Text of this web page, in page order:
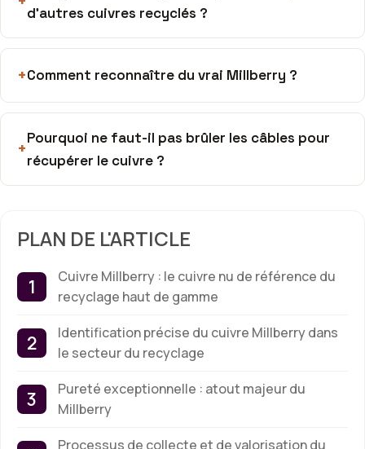
d’autres cuivres recyclés ?
Comment reconnaître du vrai Millberry ?
Pourquoi ne faut-il pas brûler les câbles pour
récupérer le cuivre ?
PLAN DE L'ARTICLE
Cuivre Millberry : le cuivre nu de référence du
recyclage haut de gamme
Identification précise du cuivre Millberry dans
le secteur du recyclage
Pureté exceptionnelle : atout majeur du
Millberry
Processus de collecte et de valorisation du